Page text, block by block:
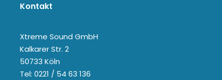
Kontakt
Xtreme Sound GmbH
Kalkarer Str. 2
50733 Köln
Tel: 0221 / 54 63 136